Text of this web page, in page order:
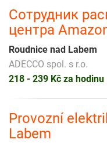
Сотрудник
центра
Roudnice nad Labem
ADECCO spol. s r.o.
218 - 239 Kč za hodinu
Provozní
Labem